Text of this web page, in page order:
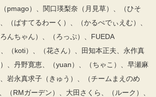
pmago）、関口瑛梨奈（月見草）、（ひそ
（ぱすてるわーく）、（かるぺでぃえむ）、
んちゃん）、（ろっぷ）、FUEDA
（koti）、（花さん）、田知本正夫、永作真
、丹野寛恵、（yuan）、（ちゃこ）、早瀬麻
岩永真求子（きゅう）、（チームまえのめ
（RMガーデン）、大田さくら、（ルーク）、